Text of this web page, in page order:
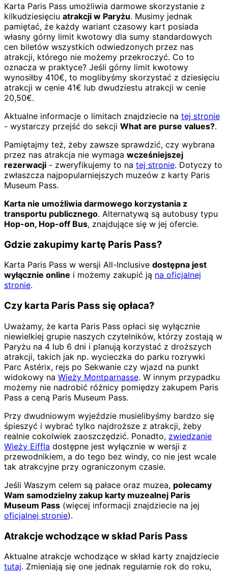
Karta Paris Pass umożliwia darmowe skorzystanie z
kilkudziesięciu atrakcji w Paryżu. Musimy jednak
pamiętać, że każdy wariant czasowy kart posiada
własny górny limit kwotowy dla sumy standardowych
cen biletów wszystkich odwiedzonych przez nas
atrakcji, którego nie możemy przekroczyć. Co to
oznacza w praktyce? Jeśli górny limit kwotowy
wynosiłby 410€, to moglibyśmy skorzystać z dziesięciu
atrakcji w cenie 41€ lub dwudziestu atrakcji w cenie
20,50€.
Aktualne informacje o limitach znajdziecie na tej stronie
- wystarczy przejść do sekcji What are purse values?.
Pamiętajmy też, żeby zawsze sprawdzić, czy wybrana
przez nas atrakcja nie wymaga wcześniejszej
rezerwacji - zweryfikujemy to na tej stronie. Dotyczy to
zwłaszcza najpopularniejszych muzeów z karty Paris
Museum Pass.
Karta nie umożliwia darmowego korzystania z
transportu publicznego. Alternatywą są autobusy typu
Hop-on, Hop-off Bus, znajdujące się w jej ofercie.
Gdzie zakupimy kartę Paris Pass?
Karta Paris Pass w wersji All-Inclusive dostępna jest
wyłącznie online i możemy zakupić ją na oficjalnej
stronie.
Czy karta Paris Pass się opłaca?
Uważamy, że karta Paris Pass opłaci się wyłącznie
niewielkiej grupie naszych czytelników, którzy zostają w
Paryżu na 4 lub 6 dni i planują korzystać z droższych
atrakcji, takich jak np. wycieczka do parku rozrywki
Parc Astérix, rejs po Sekwanie czy wjazd na punkt
widokowy na Wieży Montparnasse. W innym przypadku
możemy nie nadrobić różnicy pomiędzy zakupem Paris
Pass a ceną Paris Museum Pass.
Przy dwudniowym wyjeździe musielibyśmy bardzo się
śpieszyć i wybrać tylko najdroższe z atrakcji, żeby
realnie cokolwiek zaoszczędzić. Ponadto, zwiedzanie
Wieży Eiffla dostępne jest wyłącznie w wersji z
przewodnikiem, a do tego bez windy, co nie jest wcale
tak atrakcyjne przy ograniczonym czasie.
Jeśli Waszym celem są pałace oraz muzea, polecamy
Wam samodzielny zakup karty muzealnej Paris
Museum Pass (więcej informacji znajdziecie na jej
oficjalnej stronie).
Atrakcje wchodzące w skład Paris Pass
Aktualne atrakcje wchodzące w skład karty znajdziecie
tutaj. Zmieniają się one jednak regularnie rok do roku,